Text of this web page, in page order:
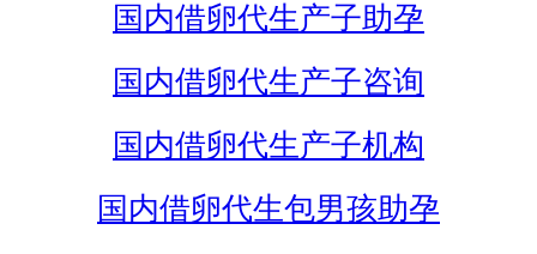
国内借卵代生产子助孕
国内借卵代生产子咨询
国内借卵代生产子机构
国内借卵代生包男孩助孕